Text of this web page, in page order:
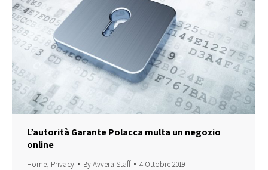
L’autorità Garante Polacca multa un negozio
online
Home, Privacy ByAvvera Staff 4 Ottobre 2019